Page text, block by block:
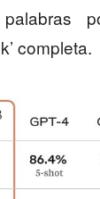
palabras
completa.